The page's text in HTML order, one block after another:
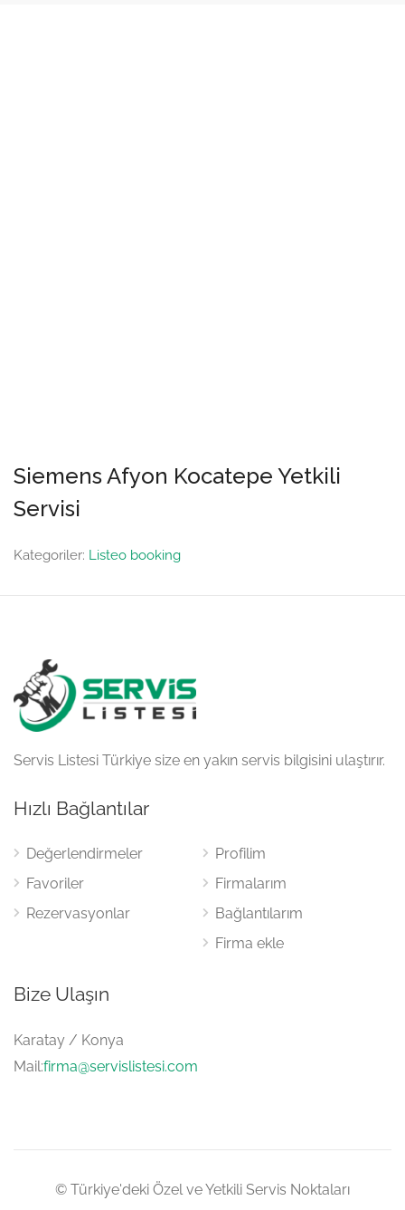
Siemens Afyon Kocatepe Yetkili
Servisi
Kategoriler: Listeo booking
Servis Listesi Türkiye size en yakın servis bilgisini ulaştırır.
Hızlı Bağlantılar
Değerlendirmeler
Favoriler
Rezervasyonlar
Profilim
Firmalarım
Bağlantılarım
Firma ekle
Bize Ulaşın
Karatay / Konya
Mail:firma@servislistesi.com
© Türkiye'deki Özel ve Yetkili Servis Noktaları